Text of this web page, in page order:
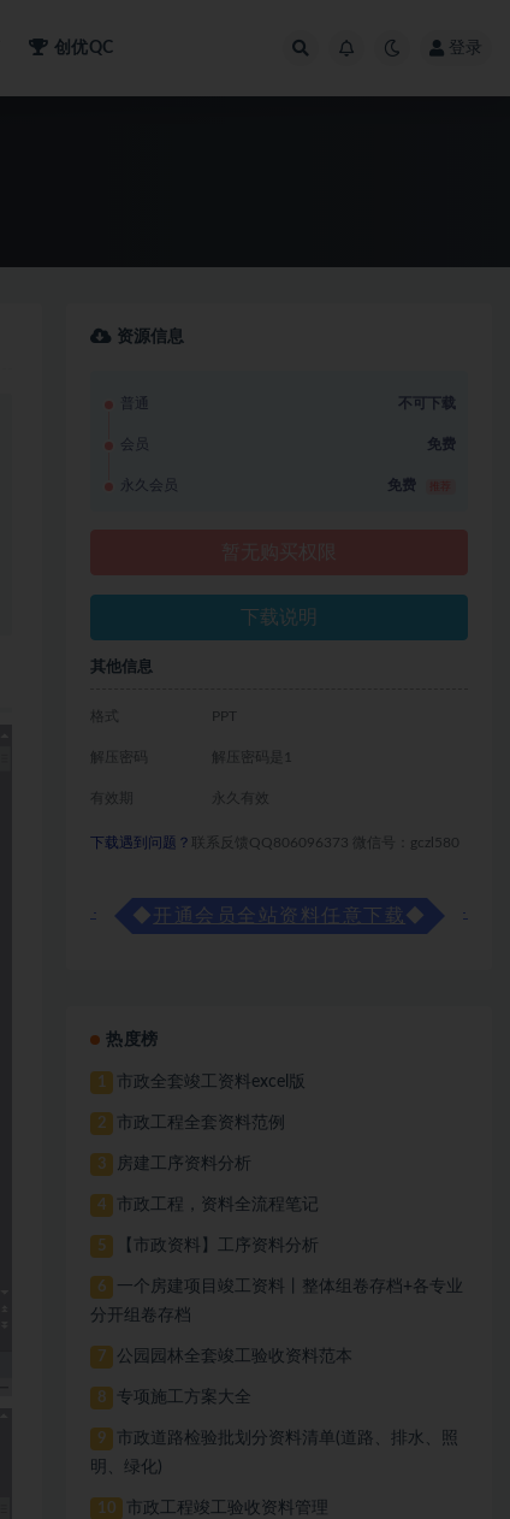
创优QC 登录
资源信息
普通 不可下载
会员 免费
永久会员 免费
下载说明
其他信息
格式 PPT
解压密码 解压密码是1
有效期 永久有效
下载遇到问题？ 联系反馈QQ806096373 微信号：gczl580
◆ 开通会员全站资料任意下载◆
热度榜
1 市政全套竣工资料excel版
2 市政工程全套资料范例
3 房建工序资料分析
4 市政工程，资料全流程笔记
5 【市政资料】工序资料分析
6
一个房建项目竣工资料丨整体组卷存档+各专业
分开组卷存档
7 公园园林全套竣工验收资料范本
8 专项施工方案大全
9
市政道路检验批划分资料清单(道路、排水、照
明、绿化)
10 市政工程竣工验收资料管理